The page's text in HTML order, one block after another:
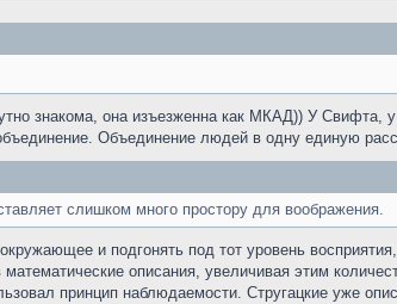
знакома, она изъезженна как МКАД)) У
Объединение людей в одну единую
слишком много простору для воображения.
и подгонять под тот уровень
описания, увеличивая этим
принцип наблюдаемости. Стругацкие уже